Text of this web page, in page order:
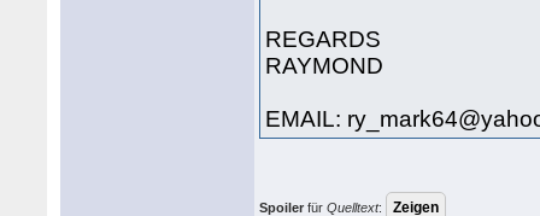
REGARDS
RAYMOND
EMAIL:
Spoiler fürQuelltext: